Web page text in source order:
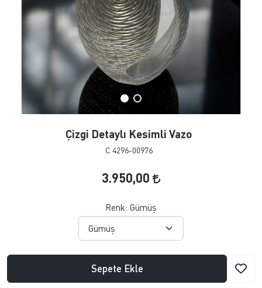
Çizgi Detaylı Kesimli Vazo
C 4296-00976
3.950,00
Renk: Gümüş
Sepete Ekle